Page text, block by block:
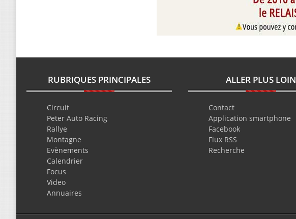
RUBRIQUES PRINCIPALES
Circuit
Peter Auto Racing
Rallye
Montagne
Evènements
Calendrier
Focus
Video
Annuaires
ALLER PLUS LOIN
Contact
Application smartphone
Facebook
Flux RSS
Recherche